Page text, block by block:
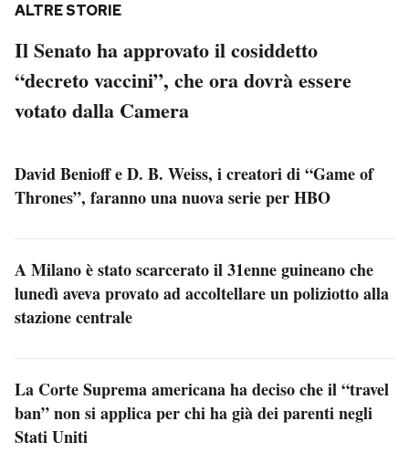
ALTRE STORIE
Il Senato ha approvato il cosiddetto
“decreto vaccini”, che ora dovrà essere
votato dalla Camera
David Benioff e D. B. Weiss, i creatori di “Game of
Thrones”, faranno una nuova serie per HBO
A Milano è stato scarcerato il 31enne guineano che
lunedì aveva provato ad accoltellare un poliziotto alla
stazione centrale
La Corte Suprema americana ha deciso che il “travel
ban” non si applica per chi ha già dei parenti negli
Stati Uniti